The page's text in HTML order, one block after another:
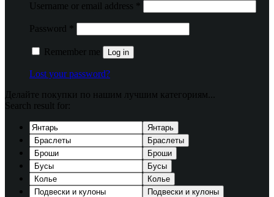
Username or email address
Password
Remember me Log in
Lost your password?
Делайте покупки по нашим лучшим категориям...
Search result for:
Янтарь
Браслеты
Броши
Бусы
Колье
Подвески и кулоны